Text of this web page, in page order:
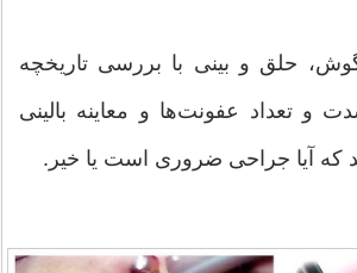
حلق و بینی با بررسی تاریخچه
و تعداد عفونت‌ها و معاینه بالینی
که آیا جراحی ضروری است یا خیر.